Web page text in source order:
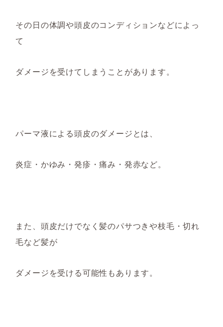
その日の体調や頭皮のコンディションなどによっ
て
ダメージを受けてしまうことがあります。
パーマ液による頭皮のダメージとは、
炎症・かゆみ・発疹・痛み・発赤など。
また、頭皮だけでなく髪のパサつきや枝毛・切れ
毛など髪が
ダメージを受ける可能性もあ ります。